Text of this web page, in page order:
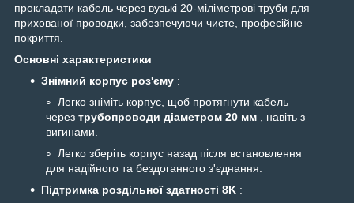
прокладати кабель через вузькі 20-міліметрові труби для
прихованої проводки, забезпечуючи чисте, професійне
покриття.
Основні характеристики
Знімний корпус роз'єму :
Легко зніміть корпус, щоб протягнути кабель
через трубопроводи діаметром 20 мм , навіть з
вигинами.
Легко зберіть корпус назад після встановлення
для надійного та бездоганного з'єднання.
Підтримка роздільної здатності 8K :